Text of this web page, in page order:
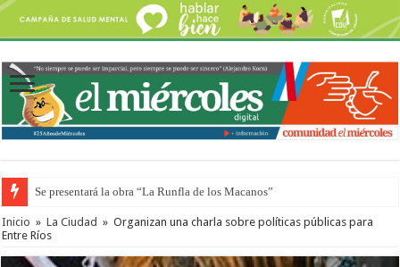
Se presentará la obra “La Runfla de los Macanos”
Preparan otro encuentro de autos clásicos y antiguos
Inicio » La Ciudad » Organizan una charla sobre políticas públicas para
Entre Ríos